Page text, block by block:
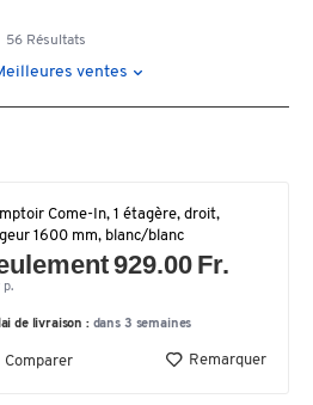
56 Résultats
ventes
Come-In, 1 étagère, droit,
1600 mm, blanc/blanc
929.00 Fr.
p.
de livraison : dans 3 semaines
Comparer Remarquer